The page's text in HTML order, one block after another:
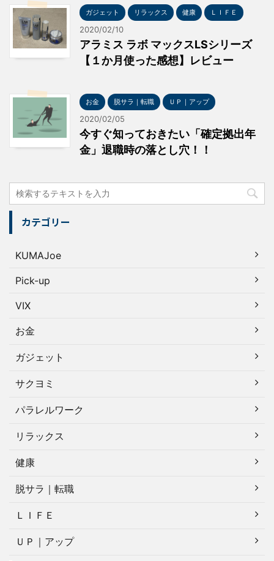
ガジェット リラックス 健康 ＬＩＦＥ
2020/02/10
アラミス ラボ マックスLSシリーズ
【１か月使った感想】レビュー
お金 脱サラ｜転職 ＵＰ｜アップ
2020/02/05
今すぐ知っておきたい「確定拠出年
金」退職時の落とし穴！！
カテゴリー
KUMAJoe
Pick-up
VIX
お金
ガジェット
サクヨミ
パラレルワーク
リラックス
健康
脱サラ｜転職
ＬＩＦＥ
ＵＰ｜アップ